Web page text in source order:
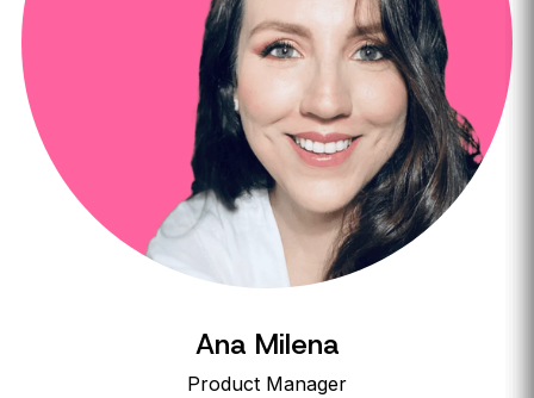
Ana Milena
Product Manager